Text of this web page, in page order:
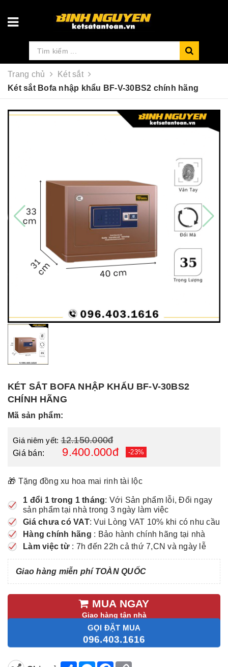
Trang chủ
Két sắt
Két sắt Bofa nhập khẩu BF-V-30BS2 chính hãng
KÉT SẮT BOFA NHẬP KHẨU BF-V-30BS2
CHÍNH HÃNG
Mã sản phẩm:
Giá niêm yết:12.150.000đ
Giá bán: 9.400.000đ -23%
🎁 Tặng đồng xu hoa mai rinh tài lộc
1 đổi 1 trong 1 tháng: Với Sản phẩm lỗi, Đổi ngay
sản phẩm tại nhà trong 3 ngày làm việc
Giá chưa có VAT: Vui Lòng VAT 10% khi có nhu cầu
Hàng chính hãng : Bảo hành chính hãng tại nhà
Làm việc từ : 7h đến 22h cả thứ 7,CN và ngày lễ
Giao hàng miễn phí TOÀN QUỐC
MUA NGAY
Giao hàng tận nhà
GỌI ĐẶT MUA
096.403.1616